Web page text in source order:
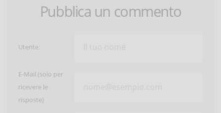
Pubblica un commento
Utente:
E-Mail (solo per
ricevere le
risposte)